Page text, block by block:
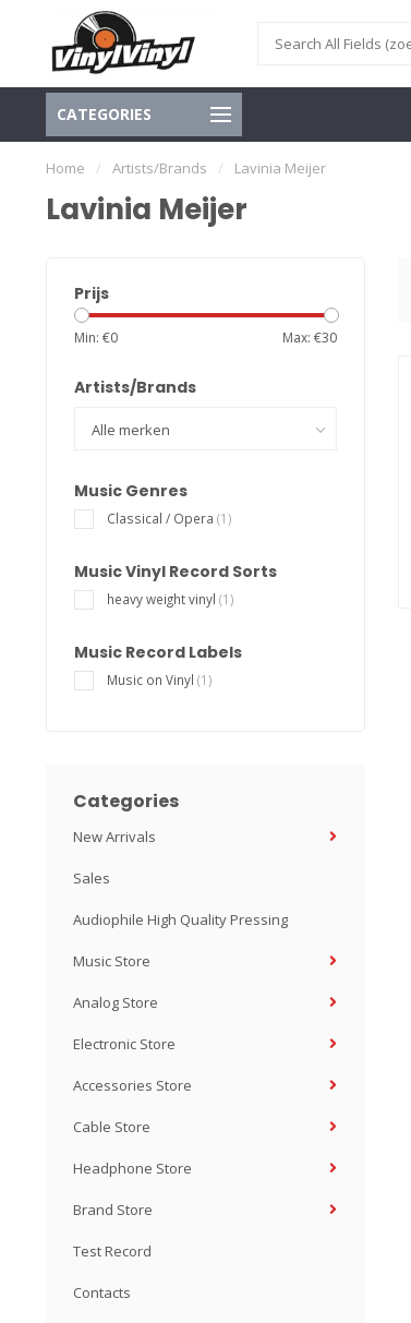
CATEGORIES
Home / Artists/Brands / Lavinia Meijer
Lavinia Meijer
Prijs
Min: €0 Max: €30
Artists/Brands
Music Genres
Classical / Opera (1)
Music Vinyl Record Sorts
heavy weight vinyl (1)
Music Record Labels
Music on Vinyl (1)
Categories
New Arrivals
Sales
Audiophile High Quality Pressing
Music Store
Analog Store
Electronic Store
Accessories Store
Cable Store
Headphone Store
Brand Store
Test Record
Contacts